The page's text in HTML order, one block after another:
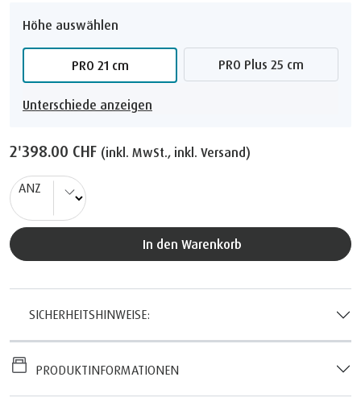
Höhe auswählen
PRO 21 cm PRO Plus 25 cm
Unterschiede anzeigen
2'398.00 CHF (inkl. MwSt., inkl. Versand)
ANZ
In den Warenkorb
SICHERHEITSHINWEISE:
PRODUKTINFORMATIONEN